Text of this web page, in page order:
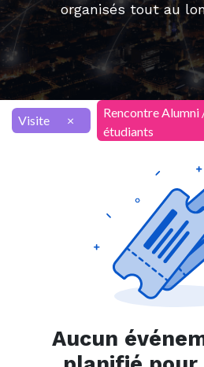
organisés tout au
Visite ×
Rencontre Alumni
étudiants
Aucun